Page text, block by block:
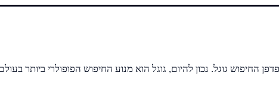
גוגל. נכון להיום, גוגל הוא מנוע החיפוש הפופולרי ביותר